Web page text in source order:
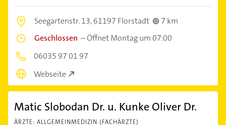
Seegartenstr. 13,61197 Florstadt
7 km
Geschlossen –Öffnet Montag um 07:00
06035 97 01 97
Webseite
Matic Slobodan Dr. u. Kunke Oliver Dr.
ÄRZTE: ALLGEMEINMEDIZIN (FACHÄRZTE)